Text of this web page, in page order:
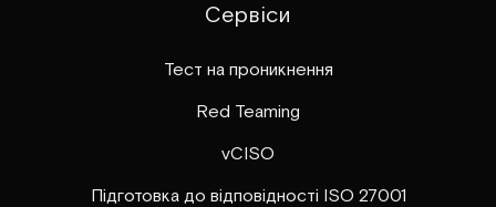
Сервіси
Тест на проникнення
Red Teaming
vCISO
Підготовка до відповідності ISO 27001